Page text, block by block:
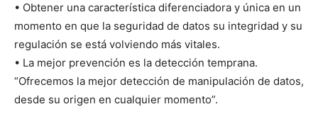
• Obtener una característica diferenciadora y única en un
momento en que la seguridad de datos su integridad y su
regulación se está volviendo más vitales.
• La mejor prevención es la detección temprana.
“Ofrecemos la mejor detección de manipulación de datos,
desde su origen en cualquier momento”.